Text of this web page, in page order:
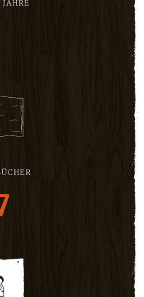
JAHRE